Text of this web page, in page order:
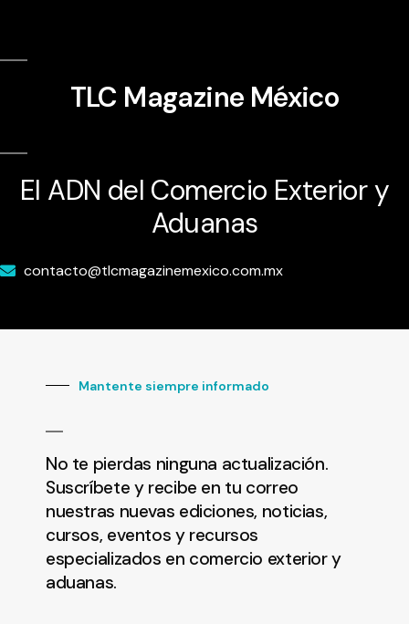
TLC Magazine México
El ADN del Comercio Exterior y
Aduanas
contacto@tlcmagazinemexico.com.mx
Mantente siempre informado
No te pierdas ninguna actualización.
Suscríbete y recibe en tu correo
nuestras nuevas ediciones, noticias,
cursos, eventos y recursos
especializados en comercio exterior y
aduanas.